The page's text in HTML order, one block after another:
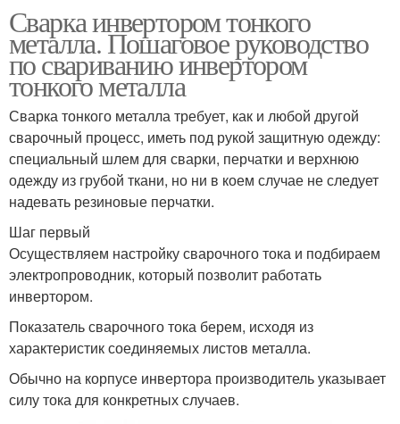
Сварка инвертором тонкого
металла. Пошаговое руководство
по свариванию инвертором
тонкого металла
Сварка тонкого металла требует, как и любой другой
сварочный процесс, иметь под рукой защитную одежду:
специальный шлем для сварки, перчатки и верхнюю
одежду из грубой ткани, но ни в коем случае не следует
надевать резиновые перчатки.
Шаг первый
Осуществляем настройку сварочного тока и подбираем
электропроводник, который позволит работать
инвертором.
Показатель сварочного тока берем, исходя из
характеристик соединяемых листов металла.
Обычно на корпусе инвертора производитель указывает
силу тока для конкретных случаев.